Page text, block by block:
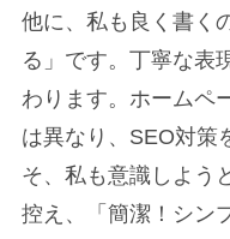
他に、私も良く書く
る」です。丁寧な表
わります。ホームペ
は異なり、SEO対策
そ、私も意識しよう
控え、
「簡潔！シン